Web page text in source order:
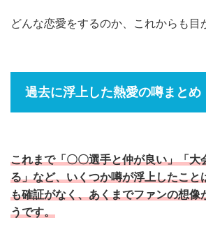
どんな恋愛をするのか、これからも目
過去に浮上した熱愛の噂まとめ
これまで「〇〇選手と仲が良い」「大
る」など、いくつか噂が浮上したこと
も確証がなく、あくまでファンの想像
うです。